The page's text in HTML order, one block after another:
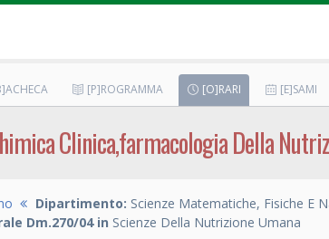
[P]ROGRAMMA [O]RARI [E]SAMI
Clinica,farmacologia Della
Dipartimento: Scienze Matematiche, Fisiche E
Dm.270/04 in Scienze Della Nutrizione Umana